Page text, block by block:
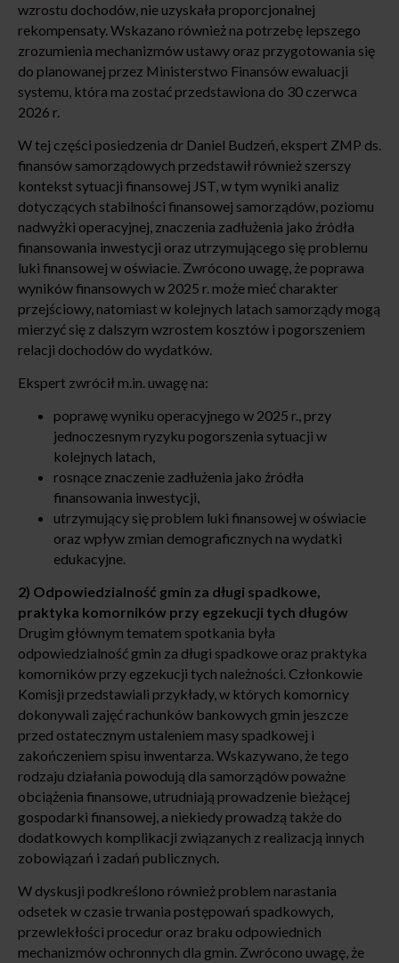
wzrostu dochodów, nie uzyskała proporcjonalnej
rekompensaty. Wskazano również na potrzebę lepszego
zrozumienia mechanizmów ustawy oraz przygotowania się
do planowanej przez Ministerstwo Finansów ewaluacji
systemu, która ma zostać przedstawiona do 30 czerwca
2026 r.
W tej części posiedzenia dr Daniel Budzeń, ekspert ZMP ds.
finansów samorządowych przedstawił również szerszy
kontekst sytuacji finansowej JST, w tym wyniki analiz
dotyczących stabilności finansowej samorządów, poziomu
nadwyżki operacyjnej, znaczenia zadłużenia jako źródła
finansowania inwestycji oraz utrzymującego się problemu
luki finansowej w oświacie. Zwrócono uwagę, że poprawa
wyników finansowych w 2025 r. może mieć charakter
przejściowy, natomiast w kolejnych latach samorządy mogą
mierzyć się z dalszym wzrostem kosztów i pogorszeniem
relacji dochodów do wydatków.
Ekspert zwrócił m.in. uwagę na:
poprawę wyniku operacyjnego w 2025 r., przy
jednoczesnym ryzyku pogorszenia sytuacji w
kolejnych latach,
rosnące znaczenie zadłużenia jako źródła
finansowania inwestycji,
utrzymujący się problem luki finansowej w oświacie
oraz wpływ zmian demograficznych na wydatki
edukacyjne.
2) Odpowiedzialność gmin za długi spadkowe,
praktyka komorników przy egzekucji tych długów
Drugim głównym tematem spotkania była
odpowiedzialność gmin za długi spadkowe oraz praktyka
komorników przy egzekucji tych należności. Członkowie
Komisji przedstawiali przykłady, w których komornicy
dokonywali zajęć rachunków bankowych gmin jeszcze
przed ostatecznym ustaleniem masy spadkowej i
zakończeniem spisu inwentarza. Wskazywano, że tego
rodzaju działania powodują dla samorządów poważne
obciążenia finansowe, utrudniają prowadzenie bieżącej
gospodarki finansowej, a niekiedy prowadzą także do
dodatkowych komplikacji związanych z realizacją innych
zobowiązań i zadań publicznych.
W dyskusji podkreślono również problem narastania
odsetek w czasie trwania postępowań spadkowych,
przewlekłości procedur oraz braku odpowiednich
mechanizmów ochronnych dla gmin. Zwrócono uwagę, że